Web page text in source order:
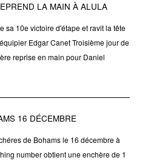
LA MAIN À ALULA
sa 10e victoire d'étape et ravit la tête
Edgar Canet Troisième jour de
reprise en main pour Daniel
16 DÉCEMBRE
de Bohams le 16 décembre à
number obtient une enchère de 1